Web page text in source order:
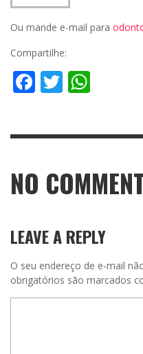
Ou mande e-mail para
Compartilhe:
Facebook
Twitter
NO
LEAVE A REPLY
O seu endereço de e-mail
obrigatórios são marcados